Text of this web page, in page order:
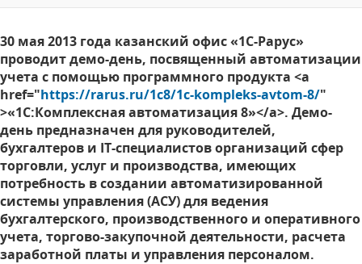
30 мая 2013 года казанский офис «1С-Рарус»
проводит демо-день, посвященный автоматизации
учета с помощью программного продукта <a
href="https://rarus.ru/1c8/1c-kompleks-avtom-8/"
>«1С:Комплексная автоматизация 8»</a>. Демо-
день предназначен для руководителей,
бухгалтеров и IT-специалистов организаций сфер
торговли, услуг и производства, имеющих
потребность в создании автоматизированной
системы управления (АСУ) для ведения
бухгалтерского, производственного и оперативного
учета, торгово-закупочной деятельности, расчета
заработной платы и управления персоналом.